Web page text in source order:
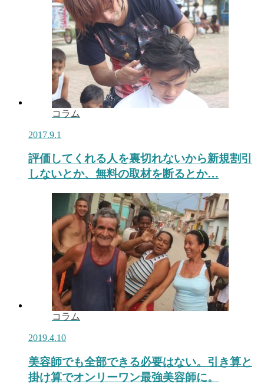
コラム
2017.9.1
評価してくれる人を裏切れないから新規割引
しないとか、無料の取材を断るとか…
コラム
2019.4.10
美容師でも全部できる必要はない。引き算と
掛け算でオンリーワン最強美容師に。